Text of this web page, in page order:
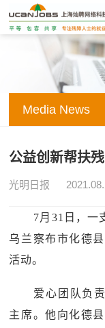
Media News
公益创新帮扶
光明日报
7月31日，一
乌兰察布市化德
活动。
爱心团队负
主席。他向化德